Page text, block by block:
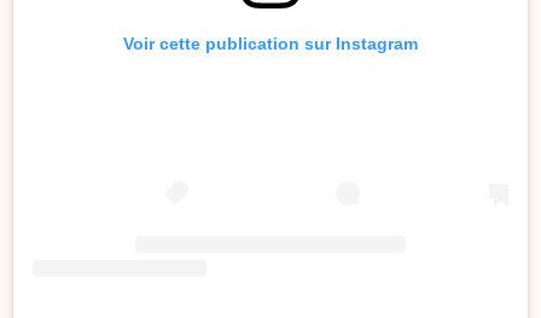
Voir cette publication sur Instagram